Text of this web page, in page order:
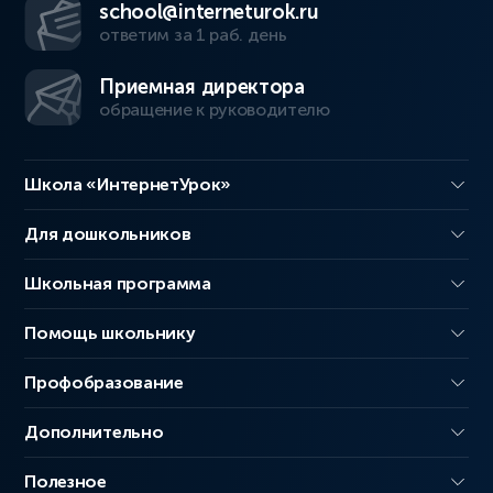
school@interneturok.ru
ответим за 1 раб. день
Приемная директора
обращение к руководителю
Школа «ИнтернетУрок»
Для дошкольников
Школьная программа
Помощь школьнику
Профобразование
Дополнительно
Полезное